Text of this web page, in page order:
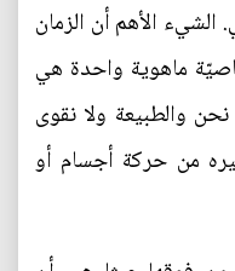
الأهم أن الزمان
ماهوية واحدة هي
والطبيعة ولا نقوى
من حركة أجسام أو